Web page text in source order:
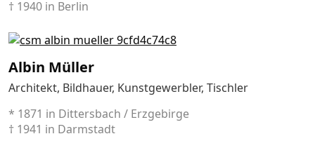
† 1940 in Berlin
Albin Müller
Architekt, Bildhauer, Kunstgewerbler, Tischler
* 1871 in Dittersbach / Erzgebirge
† 1941 in Darmstadt